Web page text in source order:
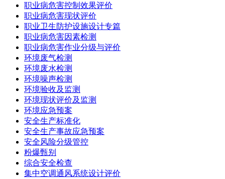
职业病危害控制效果评价
职业病危害现状评价
职业卫生防护设施设计专篇
职业病危害因素检测
职业病危害作业分级与评价
环境废气检测
环境废水检测
环境噪声检测
环境验收及监测
环境现状评价及监测
环境应急预案
安全生产标准化
安全生产事故应急预案
安全风险分级管控
粉爆甄别
综合安全检查
集中空调通风系统设计评价